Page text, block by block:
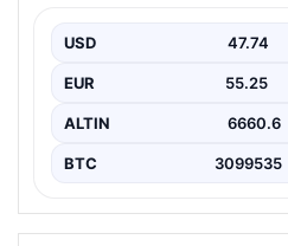
kurması büyük bir önem
USD 47.74
EUR 55.25
ALTIN 6660.6
BTC 3099535